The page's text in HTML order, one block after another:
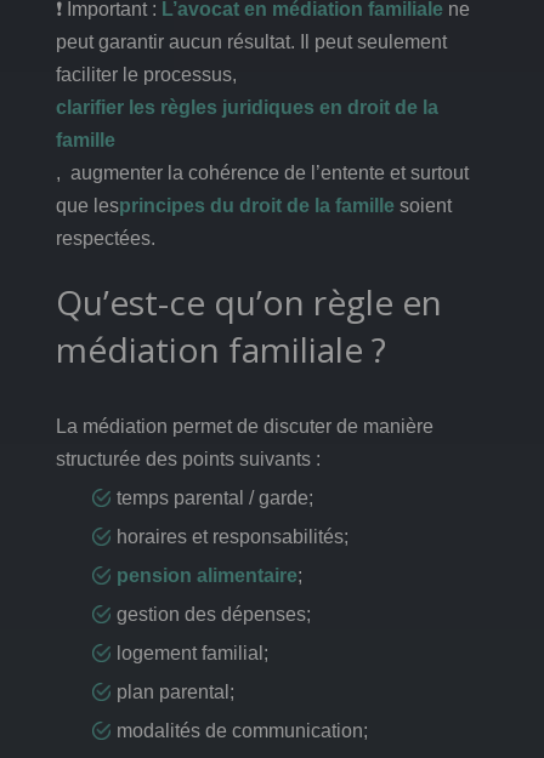
❗ Important : L’avocat en médiation familiale ne
peut garantir aucun résultat. Il peut seulement
faciliter le processus,
clarifier les règles juridiques en droit de la
famille
, augmenter la cohérence de l’entente et surtout
que lesprincipes du droit de la famille soient
respectées.
Qu’est-ce qu’on règle en
médiation familiale ?
La médiation permet de discuter de manière
structurée des points suivants :
temps parental / garde;
horaires et responsabilités;
pension alimentaire;
gestion des dépenses;
logement familial;
plan parental;
modalités de communication;